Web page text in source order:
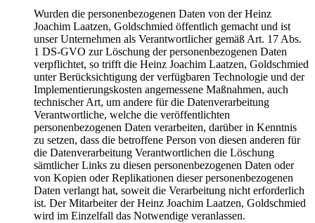
Wurden die personenbezogenen Daten von der Heinz
Joachim Laatzen, Goldschmied öffentlich gemacht und ist
unser Unternehmen als Verantwortlicher gemäß Art. 17 Abs.
1 DS-GVO zur Löschung der personenbezogenen Daten
verpflichtet, so trifft die Heinz Joachim Laatzen, Goldschmied
unter Berücksichtigung der verfügbaren Technologie und der
Implementierungskosten angemessene Maßnahmen, auch
technischer Art, um andere für die Datenverarbeitung
Verantwortliche, welche die veröffentlichten
personenbezogenen Daten verarbeiten, darüber in Kenntnis
zu setzen, dass die betroffene Person von diesen anderen für
die Datenverarbeitung Verantwortlichen die Löschung
sämtlicher Links zu diesen personenbezogenen Daten oder
von Kopien oder Replikationen dieser personenbezogenen
Daten verlangt hat, soweit die Verarbeitung nicht erforderlich
ist. Der Mitarbeiter der Heinz Joachim Laatzen, Goldschmied
wird im Einzelfall das Notwendige veranlassen.